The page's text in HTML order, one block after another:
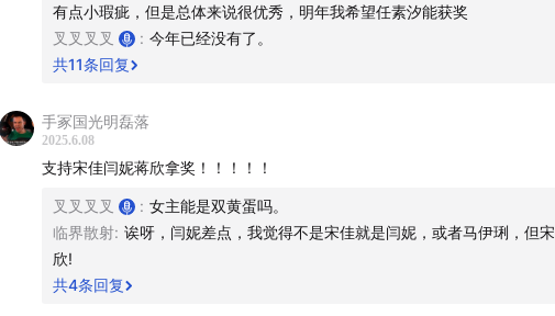
◦ 双重钙源黄金配方组合，含量高吸收好​
◦ 软胶囊｜小颗粒｜好吞咽，全年龄段友好​
价格福利：​原价159元/瓶，现在领券一瓶到手价129元/瓶，三瓶到手价
瓶​。p.s. 三瓶一个周期，补钙贵在坚持。​
有点小瑕疵，但是总体来说很优秀，明年我希望任素汐能获奖
叉叉叉叉
: 今年已经没有了。
共11条回复
手冢国光明磊落
2025.6.08
支持宋佳闫妮蒋欣拿奖！！！！！
叉叉叉叉 : 女主能是双黄蛋吗。
临界散射: 诶呀，闫妮差点，我觉得不是宋佳就是闫妮，或者马伊琍，但
欣!
共4条回复